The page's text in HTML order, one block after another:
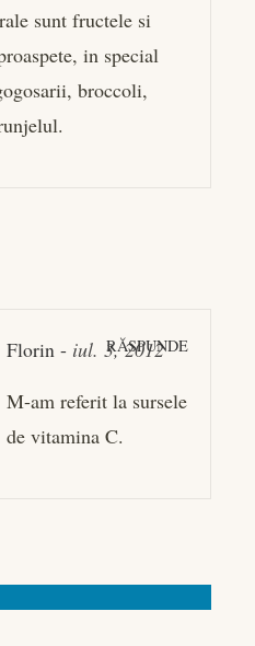
sunt fructele si
in special
broccoli,
Florin - iul. 3, 2012
RĂSPUNDE
M-am referit la sursele
de vitamina C.